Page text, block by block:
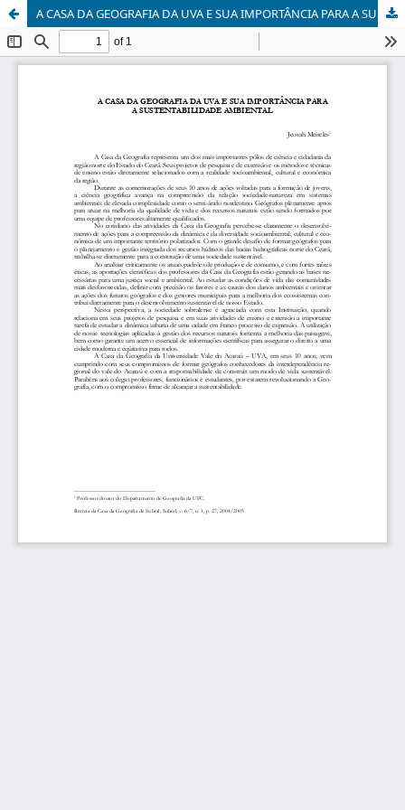
A CASA DA GEOGRAFIA DA UVA E SUA IMPORTÂNCIA PARA A SUSTENTABILIDADE AMBIENTAL